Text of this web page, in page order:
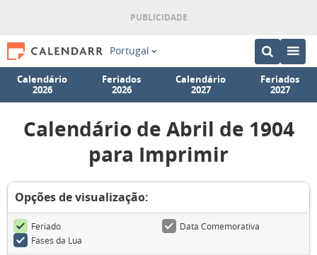
Portugal
Calendário
2026
Feriados
2026
Calendário
2027
Feriados
2027
Calendário de Abril de 1904
para Imprimir
Opções de visualização:
Feriado
Data Comemorativa
Fases da Lua